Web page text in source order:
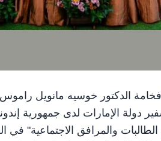
الدكتور خوسيه مانويل راموس
دولة الإمارات لدى جمهورية
والمرافق الاجتماعية" في